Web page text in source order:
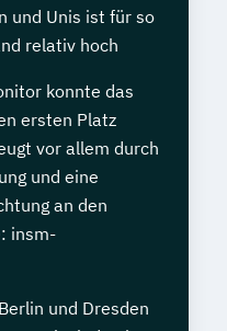
und Unis ist für so
relativ hoch
konnte das
ersten Platz
vor allem durch
und eine
an den
insm-
und Dresden